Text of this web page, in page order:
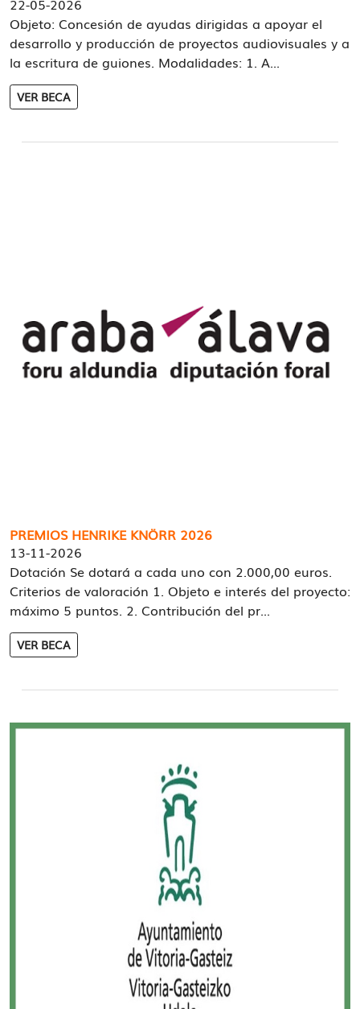
22-05-2026
Objeto: Concesión de ayudas dirigidas a apoyar el
desarrollo y producción de proyectos audiovisuales y a
la escritura de guiones. Modalidades: 1. A...
VER BECA
PREMIOS HENRIKE KNÖRR 2026
13-11-2026
Dotación Se dotará a cada uno con 2.000,00 euros.
Criterios de valoración 1. Objeto e interés del proyecto:
máximo 5 puntos. 2. Contribución del pr...
VER BECA